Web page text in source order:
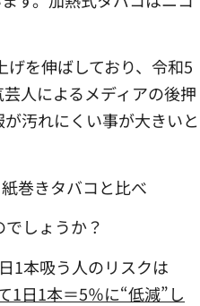
を伸ばしており、令和5
人によるメディアの後押
汚れにくい事が大きいと
巻きタバコと比べ
しょうか？
1本吸う人のリスクは
1日1本＝5％に“低減”し